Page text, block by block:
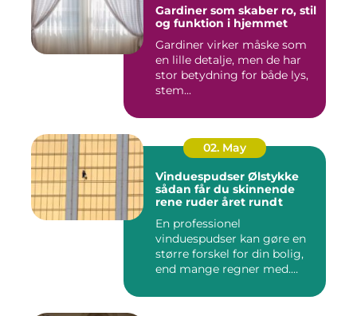
Gardiner som skaber ro, stil
og funktion i hjemmet
Gardiner virker måske som
en lille detalje, men de har
stor betydning for både lys,
stem...
02. May
Vinduespudser Ølstykke
sådan får du skinnende
rene ruder året rundt
En professionel
vinduespudser kan gøre en
større forskel for din bolig,
end mange regner med.